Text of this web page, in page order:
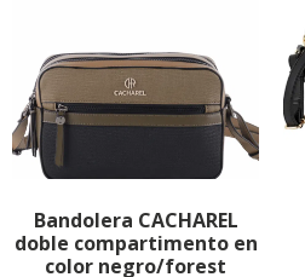
Bandolera CACHAREL
doble compartimento en
color negro/forest